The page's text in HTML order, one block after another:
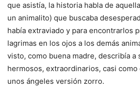
que asistía, la historia habla de
un animalito) que buscaba
había extraviado y para encontrarlos
lagrimas en los ojos a los demás
visto, como buena madre, describía a
hermosos, extraordinarios, casi
unos ángeles versión zorro.